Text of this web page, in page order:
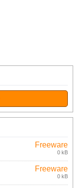
Freeware
0 kB
Freeware
0 kB